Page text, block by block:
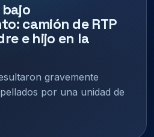
camión de RTP
e hijo en la
gravemente
por una unidad de